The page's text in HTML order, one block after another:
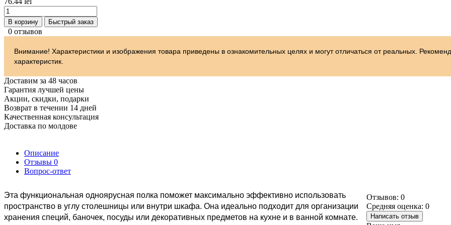
В корзину Быстрый заказ
0 отзывов
Внимание! Характеристики и изображения товара приведены в ознакомительных целях и могут отличаться от реальных.
характеристик.
Доставим за 48 часов
Гарантия лучшей цены
Акции, скидки, подарки
Возврат в течении 14 дней
Качественная консультация
Доставка по молдове
Описание
Отзывы 0
Вопрос-ответ
Эта функциональная одноярусная полка поможет максимально эффективно использовать
пространство в углу столешницы или внутри шкафа. Она идеально подходит для организации
хранения специй, баночек, посуды или декоративных предметов на кухне и в ванной комнате.
Отзывов: 0
Средняя оценка: 0
Написать отзыв